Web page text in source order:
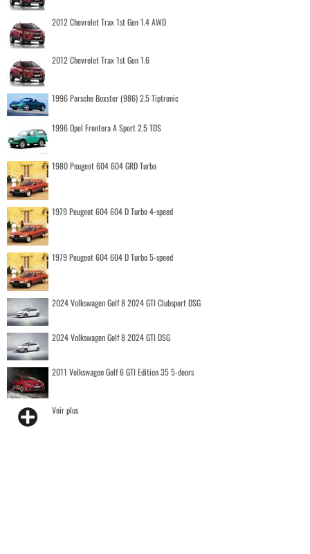
2012 Chevrolet Trax 1st Gen 1.4 AWD
2012 Chevrolet Trax 1st Gen 1.6
1996 Porsche Boxster (986) 2.5 Tiptronic
1996 Opel Frontera A Sport 2.5 TDS
1980 Peugeot 604 604 GRD Turbo
1979 Peugeot 604 604 D Turbo 4-speed
1979 Peugeot 604 604 D Turbo 5-speed
2024 Volkswagen Golf 8 2024 GTI Clubsport DSG
2024 Volkswagen Golf 8 2024 GTI DSG
2011 Volkswagen Golf 6 GTI Edition 35 5-doors
Voir plus